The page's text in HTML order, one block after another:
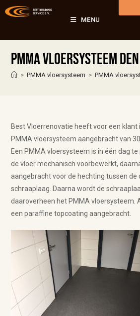
MENU
PMMA vloersysteem
> PMMA vloersysteem > PMMA
Best Vloerrenovatie heeft voor een klant
PMMA vloersysteem aangebracht van
Een PMMA vloersysteem is in één dag
de vloer mechanisch voorbewerkt,
aangebracht voor de hechting tussen de
schraaplaag. Daarna wordt de
daaroverheen het PMMA vloersysteem.
een paraffine topcoating aangebracht.